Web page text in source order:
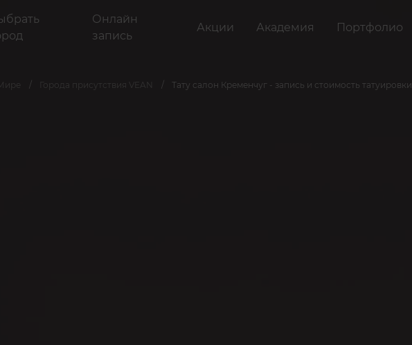
Онлайн
запись
Акции Академия Портфолио
Города присутствия VEAN Тату салон Кременчуг - запись и стоимость татуировки